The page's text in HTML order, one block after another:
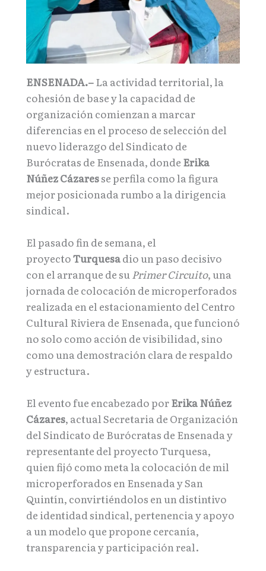
ENSENADA.–La actividad territorial, la
cohesión de base y la capacidad de
organización comienzan a marcar
diferencias en el proceso de selección del
nuevo liderazgo del Sindicato de
Burócratas de Ensenada, donde Erika
Núñez Cázaresse perfila como la figura
mejor posicionada rumbo a la dirigencia
sindical.
El pasado fin de semana, el
proyectoTurquesadio un paso decisivo
con el arranque de suPrimer Circuito, una
jornada de colocación de microperforados
realizada en el estacionamiento del Centro
Cultural Riviera de Ensenada, que funcionó
no solo como acción de visibilidad, sino
como una demostración clara de respaldo
y estructura.
El evento fue encabezado porErika Núñez
Cázares, actual Secretaria de Organización
del Sindicato de Burócratas de Ensenada y
representante del proyecto Turquesa,
quien fijó como meta la colocación de mil
microperforados en Ensenada y San
Quintín, convirtiéndolos en un distintivo
de identidad sindical, pertenencia y apoyo
a un modelo que propone cercanía,
transparencia y participación real.